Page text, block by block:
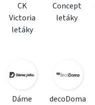
CK
Victoria
letáky
Concept
letáky
Dáme
decoDoma